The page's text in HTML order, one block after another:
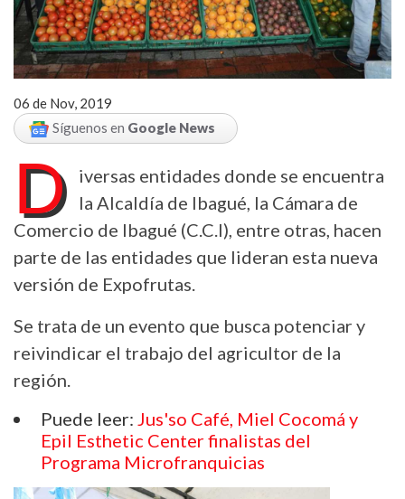
06 de Nov, 2019
Síguenos en Google News
D
iversas entidades donde se encuentra
la Alcaldía de Ibagué, la Cámara de
Comercio de Ibagué (C.C.I), entre otras, hacen
parte de las entidades que lideran esta nueva
versión de Expofrutas.
Se trata de un evento que busca potenciar y
reivindicar el trabajo del agricultor de la
región.
Puede leer: Jus'so Café, Miel Cocomá y
Epil Esthetic Center finalistas del
Programa Microfranquicias